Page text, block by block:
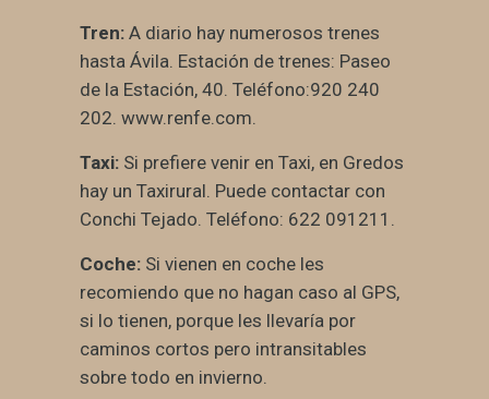
Tren: A diario hay numerosos trenes
hasta Ávila. Estación de trenes: Paseo
de la Estación, 40. Teléfono:920 240
202. www.renfe.com.
Taxi: Si prefiere venir en Taxi, en Gredos
hay un Taxirural. Puede contactar con
Conchi Tejado. Teléfono: 622 091211.
Coche: Si vienen en coche les
recomiendo que no hagan caso al GPS,
si lo tienen, porque les llevaría por
caminos cortos pero intransitables
sobre todo en invierno.